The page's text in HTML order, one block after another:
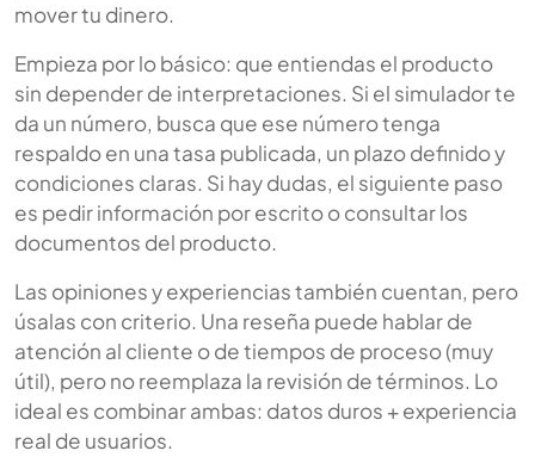
mover tu dinero.
Empieza por lo básico: que entiendas el producto
sin depender de interpretaciones. Si el simulador te
da un número, busca que ese número tenga
respaldo en una tasa publicada, un plazo definido y
condiciones claras. Si hay dudas, el siguiente paso
es pedir información por escrito o consultar los
documentos del producto.
Las opiniones y experiencias también cuentan, pero
úsalas con criterio. Una reseña puede hablar de
atención al cliente o de tiempos de proceso (muy
útil), pero no reemplaza la revisión de términos. Lo
ideal es combinar ambas: datos duros + experiencia
real de usuarios.